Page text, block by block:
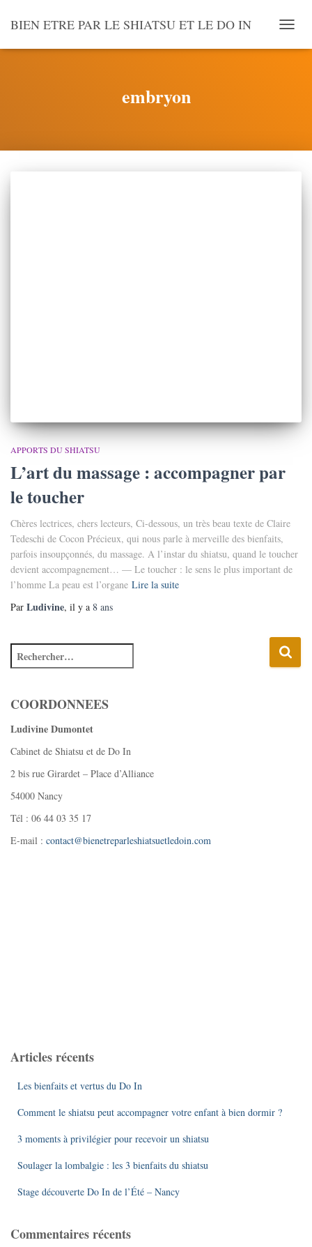
BIEN ETRE PAR LE SHIATSU ET LE DO IN
LA
embryon
APPORTS DU SHIATSU
L’art du massage : accompagner par
le toucher
Chères lectrices, chers lecteurs, Ci-dessous, un très beau texte de Claire
Tedeschi de Cocon Précieux, qui nous parle à merveille des bienfaits,
parfois insoupçonnés, du massage. A l’instar du shiatsu, quand le toucher
devient accompagnement… — Le toucher : le sens le plus important de
l’homme La peau est l’organe Lire la suite
Par Ludivine, il y a 8 ans
COORDONNEES
Ludivine Dumontet
Cabinet de Shiatsu et de Do In
2 bis rue Girardet – Place d’Alliance
54000 Nancy
Tél : 06 44 03 35 17
E-mail : contact@bienetreparleshiatsuetledoin.com
Articles récents
Les bienfaits et vertus du Do In
Comment le shiatsu peut accompagner votre enfant à bien dormir ?
3 moments à privilégier pour recevoir un shiatsu
Soulager la lombalgie : les 3 bienfaits du shiatsu
Stage découverte Do In de l’Été – Nancy
Commentaires récents